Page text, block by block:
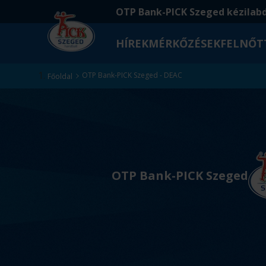
OTP Bank-PICK Szeged
HÍREKMÉRKŐZÉSEK
Főoldal OTP Bank-PICK Szeged - DEAC
OTP Bank-PICK Szeged